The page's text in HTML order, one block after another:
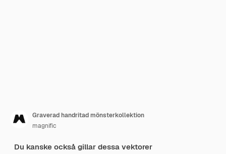
Graverad handritad mönsterkollektion
magnific
Du kanske också gillar dessa vektorer